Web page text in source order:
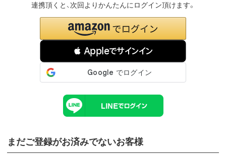
 Appleでサインイン
連携頂くと、次回よりかんたんにログイン頂けます。
まだご登録がお済みでないお客様